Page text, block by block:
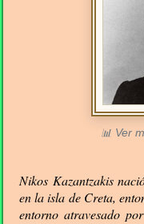
📊 Ver
Nikos Kazantzakis
en la isla de Creta,
entorno atravesado